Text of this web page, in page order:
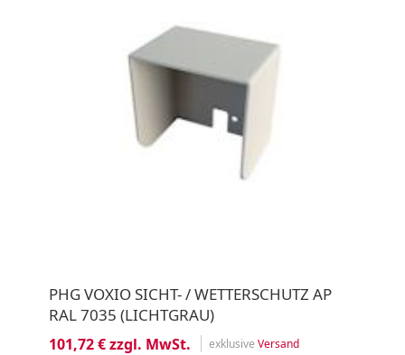
PHG VOXIO SICHT- / WETTERSCHUTZ AP
RAL 7035 (LICHTGRAU)
101,72 € zzgl. MwSt. exklusive Versand